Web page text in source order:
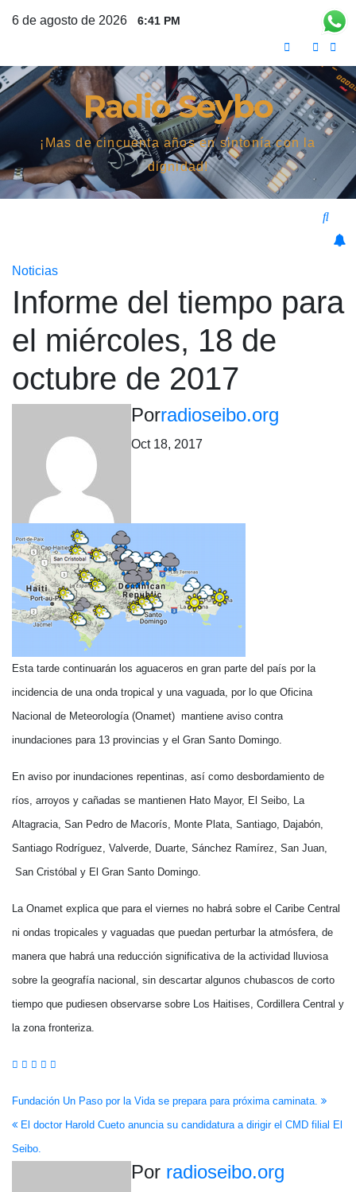
6 de agosto de 2026 6:41 PM
Radio Seybo
¡Mas de cincuenta años en sintonía con la
dignidad!
Noticias
Informe del tiempo para
el miércoles, 18 de
octubre de 2017
Porradioseibo.org
Oct 18, 2017
Esta tarde continuarán los aguaceros en gran parte del país por la
incidencia de una onda tropical y una vaguada, por lo que Oficina
Nacional de Meteorología (Onamet) mantiene aviso contra
inundaciones para 13 provincias y el Gran Santo Domingo.
En aviso por inundaciones repentinas, así como desbordamiento de
ríos, arroyos y cañadas se mantienen Hato Mayor, El Seibo, La
Altagracia, San Pedro de Macorís, Monte Plata, Santiago, Dajabón,
Santiago Rodríguez, Valverde, Duarte, Sánchez Ramírez, San Juan,
San Cristóbal y El Gran Santo Domingo.
La Onamet explica que para el viernes no habrá sobre el Caribe Central
ni ondas tropicales y vaguadas que puedan perturbar la atmósfera, de
manera que habrá una reducción significativa de la actividad lluviosa
sobre la geografía nacional, sin descartar algunos chubascos de corto
tiempo que pudiesen observarse sobre Los Haitises, Cordillera Central y
la zona fronteriza.
Navegación
de
entradas
Fundación Un Paso por la Vida se prepara para próxima caminata.
El doctor Harold Cueto anuncia su candidatura a dirigir el CMD filial El
Seibo.
Por radioseibo.org